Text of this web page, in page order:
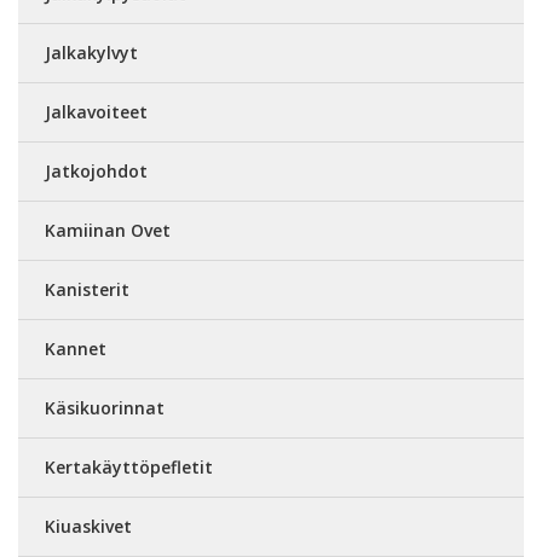
Jalkakylvyt
Jalkavoiteet
Jatkojohdot
Kamiinan Ovet
Kanisterit
Kannet
Käsikuorinnat
Kertakäyttöpefletit
Kiuaskivet